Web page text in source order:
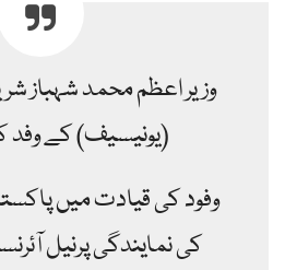
وزیر اعظم محمد شہباز
(یونیسیف) کے وفد
وفود کی قیادت میں